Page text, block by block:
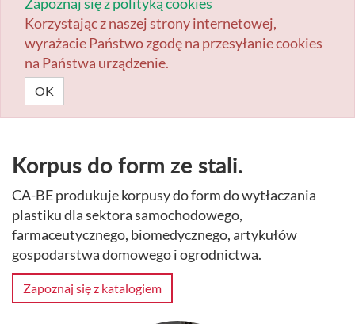
Korzystając z naszej strony internetowej,
wyrażacie Państwo zgodę na przesyłanie cookies
na Państwa urządzenie.
OK
Korpus do form ze stali.
CA-BE produkuje korpusy do form do wytłaczania
plastiku dla sektora samochodowego,
farmaceutycznego, biomedycznego, artykułów
gospodarstwa domowego i ogrodnictwa.
Zapoznaj się z katalogiem